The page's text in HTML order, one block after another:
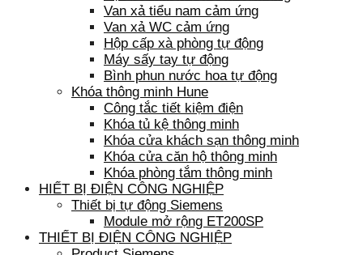
Van xả tiểu nam cảm ứng
Van xả WC cảm ứng
Hộp cấp xà phòng tự động
Máy sấy tay tự động
Bình phun nước hoa tự động
Khóa thông minh Hune
Công tắc tiết kiệm điện
Khóa tủ kệ thông minh
Khóa cửa khách sạn thông minh
Khóa cửa căn hộ thông minh
Khóa phòng tắm thông minh
HIẾT BỊ ĐIỆN CÔNG NGHIỆP
Thiết bị tự động Siemens
Module mở rộng ET200SP
THIẾT BỊ ĐIỆN CÔNG NGHIỆP